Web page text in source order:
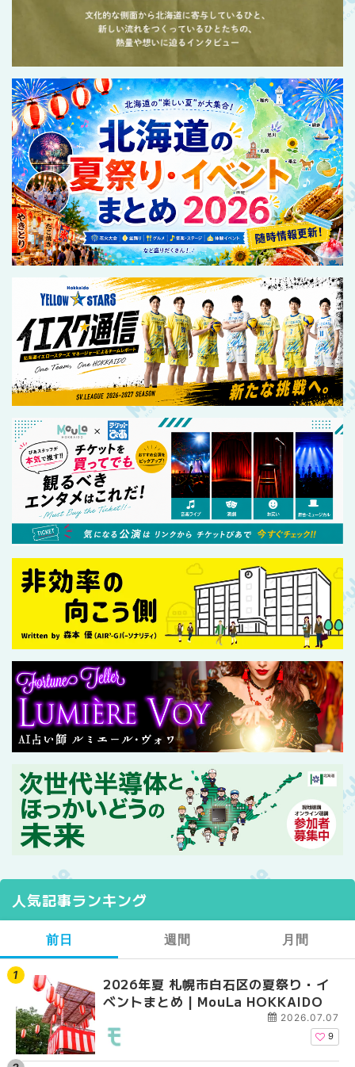
人気記事ランキング
前日
2026年夏 札幌市白石区の夏祭り・イ
ベントまとめ | MouLa HOKKAIDO
2026.07.07
9
週間
2026年夏 札幌市西区
ントまとめ | MouLa
月間
【2026年最新】札幌
ガーデン｜オープン日
大通公園から穴場テ